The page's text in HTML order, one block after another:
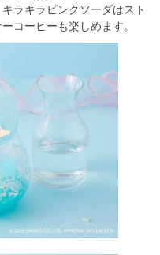
ラキラピンクソーダはスト
コーヒーも楽しめます。